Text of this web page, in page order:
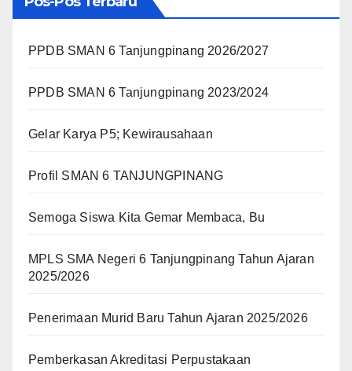
PPDB SMAN 6 Tanjungpinang 2026/2027
PPDB SMAN 6 Tanjungpinang 2023/2024
Gelar Karya P5; Kewirausahaan
Profil SMAN 6 TANJUNGPINANG
Semoga Siswa Kita Gemar Membaca, Bu
MPLS SMA Negeri 6 Tanjungpinang Tahun Ajaran
2025/2026
Penerimaan Murid Baru Tahun Ajaran 2025/2026
Pemberkasan Akreditasi Perpustakaan